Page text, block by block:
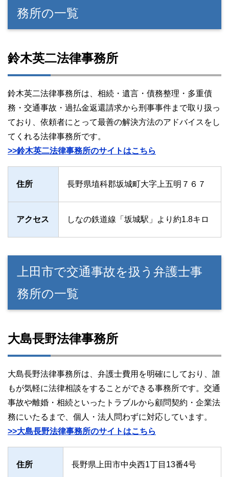
務所の一覧
鈴木英二法律事務所
鈴木英二法律事務所は、相続・遺言・債務整理・多重債
務・交通事故・過払金返還請求から刑事事件まで取り扱っ
ており、依頼者にとって最善の解決方法のアドバイスをし
てくれる法律事務所です。
>>鈴木英二法律事務所のサイトはこちら
住所 長野県埴科郡坂城町大字上五明７６７
アクセス しなの鉄道線「坂城駅」より約1.8キロ
上田市で交通事故を扱う弁護士事
務所の一覧
大島長野法律事務所
大島長野法律事務所は、弁護士費用を明確にしており、誰
もが気軽に法律相談をすることができる事務所です。交通
事故や離婚・相続といったトラブルから顧問契約・企業法
務にいたるまで、個人・法人問わずに対応しています。
>>大島長野法律事務所のサイトはこちら
住所 長野県上田市中央西1丁目13番4号